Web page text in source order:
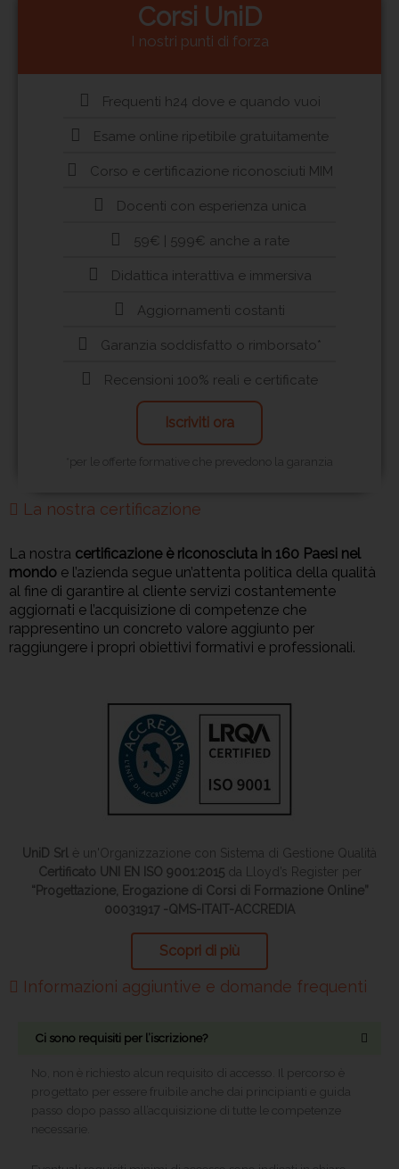
Corsi UniD
I nostri punti di forza
Frequenti h24 dove e quando vuoi
Esame online ripetibile gratuitamente
Corso e certificazione riconosciuti MIM
Docenti con esperienza unica
59€ | 599€ anche a rate
Didattica interattiva e immersiva
Aggiornamenti costanti
Garanzia soddisfatto o rimborsato*
Recensioni 100% reali e certificate
Iscriviti ora
*per le offerte formative che prevedono la garanzia
La nostra certificazione
La nostra certificazione è riconosciuta in 160 Paesi nel
mondo e l’azienda segue un’attenta politica della qualità
al fine di garantire al cliente servizi costantemente
aggiornati e l’acquisizione di competenze che
rappresentino un concreto valore aggiunto per
raggiungere i propri obiettivi formativi e professionali.
UniD Srl è un'Organizzazione con Sistema di Gestione Qualità
Certificato UNI EN ISO 9001:2015da Lloyd’s Register per
“Progettazione, Erogazione di Corsi di Formazione Online”
00031917 -QMS-ITAIT-ACCREDIA
Scopri di più
Informazioni aggiuntive e domande frequenti
Ci sono requisiti per l’iscrizione?
No, non è richiesto alcun requisito di accesso. Il percorso è
progettato per essere fruibile anche dai principianti e guida
passo dopo passo all’acquisizione di tutte le competenze
necessarie.